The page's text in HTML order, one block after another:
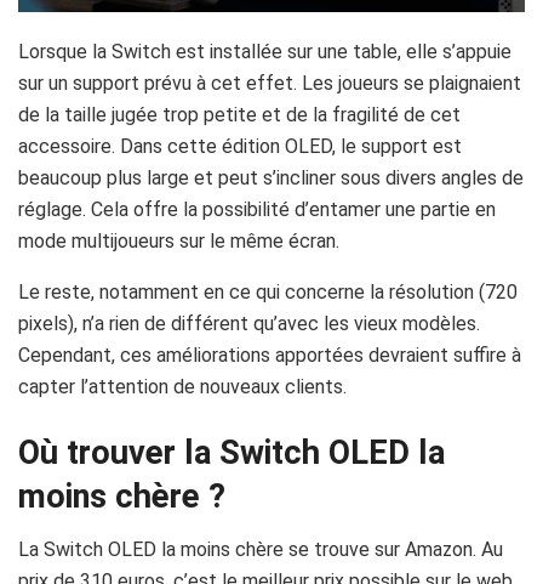
Lorsque la Switch est installée sur une table, elle s’appuie
sur un support prévu à cet effet. Les joueurs se plaignaient
de la taille jugée trop petite et de la fragilité de cet
accessoire. Dans cette édition OLED, le support est
beaucoup plus large et peut s’incliner sous divers angles de
réglage. Cela offre la possibilité d’entamer une partie en
mode multijoueurs sur le même écran.
Le reste, notamment en ce qui concerne la résolution (720
pixels), n’a rien de différent qu’avec les vieux modèles.
Cependant, ces améliorations apportées devraient suffire à
capter l’attention de nouveaux clients.
Où trouver la Switch OLED la
moins chère ?
La Switch OLED la moins chère se trouve sur Amazon. Au